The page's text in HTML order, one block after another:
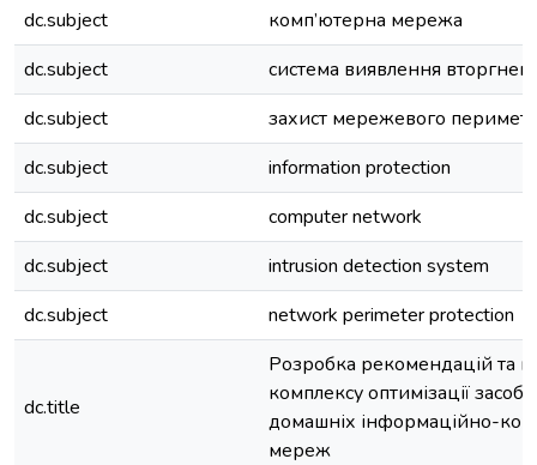
dc.subject
комп’ютерна мережа
dc.subject
система виявлення
dc.subject
захист мережевого
dc.subject
information protection
dc.subject
computer network
dc.subject
intrusion detection system
dc.subject
network perimeter protection
dc.title
Розробка рекомендацій та
комплексу оптимізації
домашніх інформаційно-
мереж